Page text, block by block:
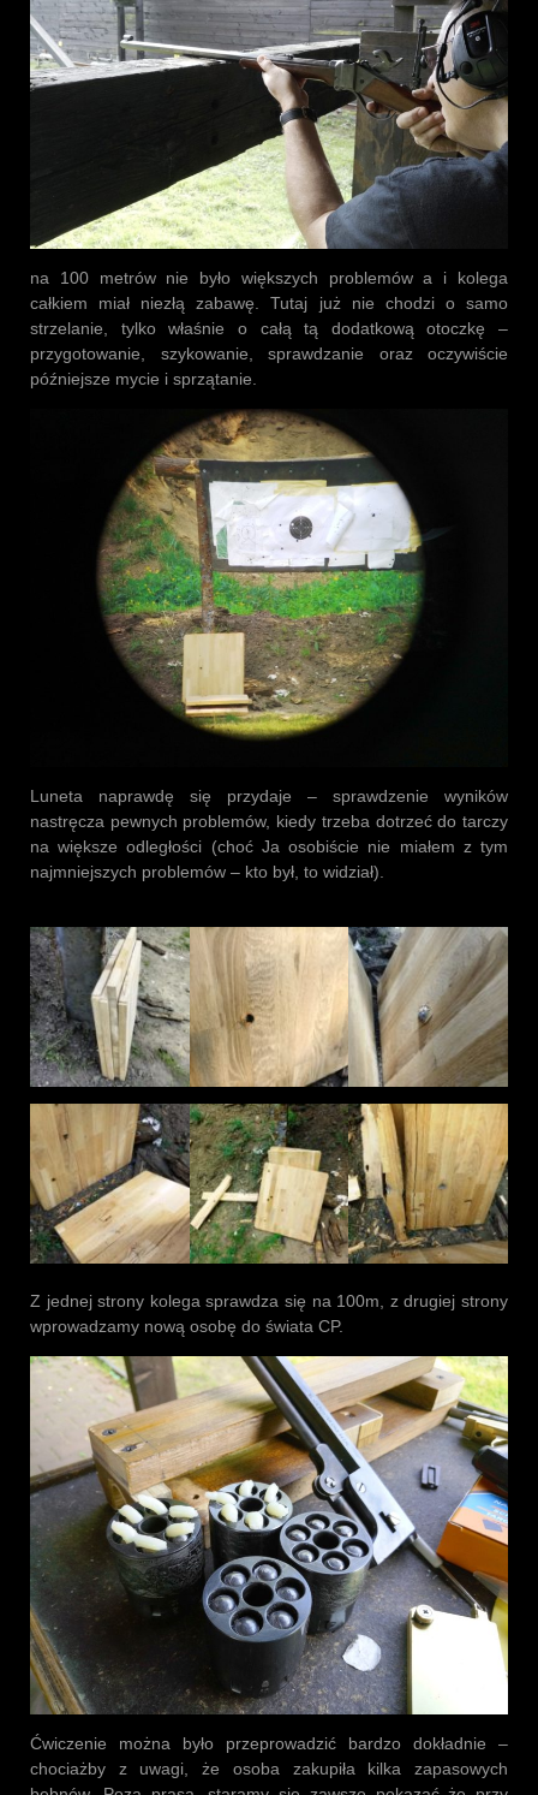
na 100 metrów nie było większych problemów a i kolega
całkiem miał niezłą zabawę. Tutaj już nie chodzi o samo
strzelanie, tylko właśnie o całą tą dodatkową otoczkę –
przygotowanie, szykowanie, sprawdzanie oraz oczywiście
późniejsze mycie i sprzątanie.
Luneta naprawdę się przydaje – sprawdzenie wyników
nastręcza pewnych problemów, kiedy trzeba dotrzeć do tarczy
na większe odległości (choć Ja osobiście nie miałem z tym
najmniejszych problemów – kto był, to widział).
Z jednej strony kolega sprawdza się na 100m, z drugiej strony
wprowadzamy nową osobę do świata CP.
Ćwiczenie można było przeprowadzić bardzo dokładnie –
chociażby z uwagi, że osoba zakupiła kilka zapasowych